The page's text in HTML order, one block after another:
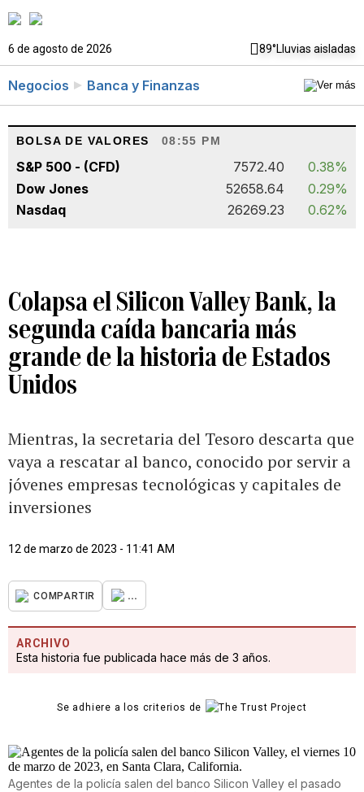
6 de agosto de 2026 89°Lluvias aisladas
Negocios Banca y Finanzas
BOLSA DE VALORES 08:55 PM
S&P 500 - (CFD) 7572.40
0.38%
Dow Jones
52658.64
0.29%
Nasdaq
26269.23 0.62%
Colapsa el Silicon Valley Bank, la
segunda caída bancaria más
grande de la historia de Estados
Unidos
Mientras, la secretaria del Tesoro descarta que
vaya a rescatar al banco, conocido por servir a
jóvenes empresas tecnológicas y capitales de
inversiones
12 de marzo de 2023 - 11:41 AM
COMPARTIR ...
ARCHIVO
Esta historia fue publicada hace más de 3 años.
Se adhiere a los criterios de
Agentes de la policía salen del banco Silicon Valley el pasado